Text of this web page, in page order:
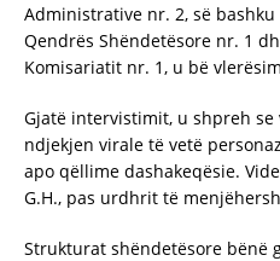
Administrative nr. 2, së
Qendrës Shëndetësore nr. 1
Komisariatit nr. 1, u bë
Gjatë intervistimit, u shpreh
ndjekjen virale të vetë
apo qëllime dashakeqësie.
G.H., pas urdhrit të
Strukturat shëndetësore bënë